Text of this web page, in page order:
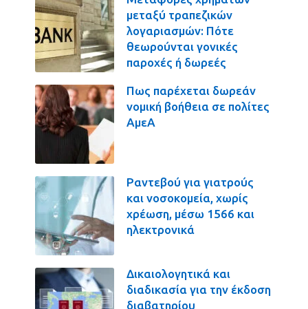
μεταξύ τραπεζικών
λογαριασμών: Πότε
θεωρούνται γονικές
παροχές ή δωρεές
Πως παρέχεται δωρεάν
νομική βοήθεια σε πολίτες
ΑμεΑ
Ραντεβού για γιατρούς
και νοσοκομεία, χωρίς
χρέωση, μέσω 1566 και
ηλεκτρονικά
Δικαιολογητικά και
διαδικασία για την έκδοση
διαβατηρίου